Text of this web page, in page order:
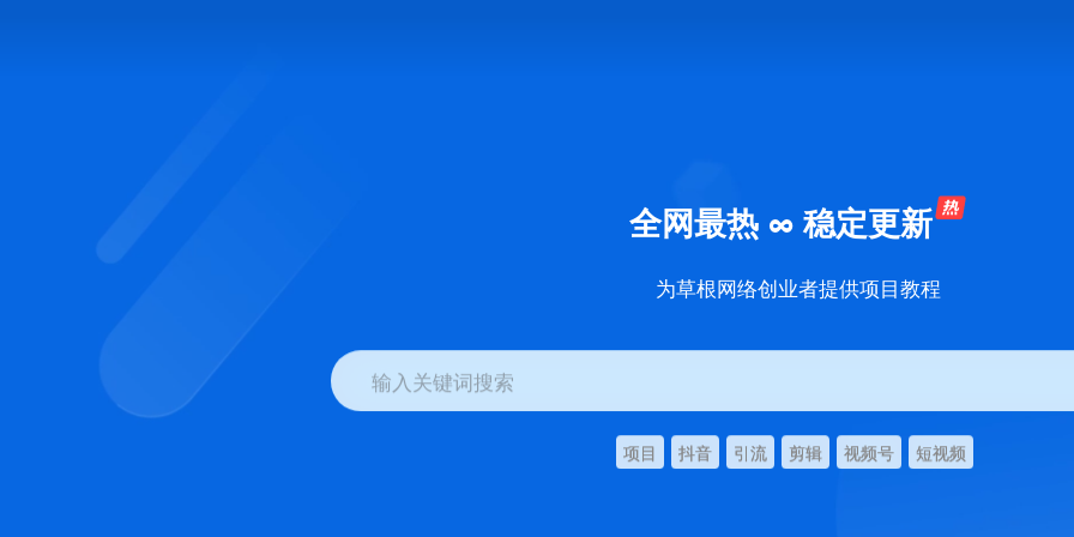
全网最热 ∞ 稳定更新
为草根网络创业者提供项目教程
输入关键词搜索
项目 抖音 引流 剪辑 视频号 短视频